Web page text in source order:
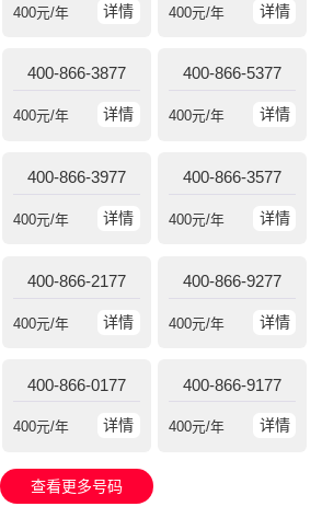
详情
400元/年 详情
400元/年
400-866-3877
详情
400元/年
400-866-5377
详情
400元/年
400-866-3977
详情
400元/年
400-866-3577
详情
400元/年
400-866-2177
详情
400元/年
400-866-9277
详情
400元/年
400-866-0177
详情
400元/年
400-866-9177
详情
400元/年
查看更多号码